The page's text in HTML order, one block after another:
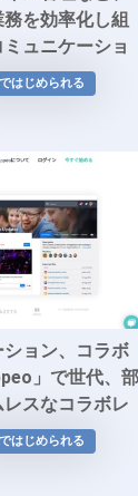
を効率化し組
ュニケーショ
はじめられる
ョン、コラボ
」で世代、部
スなコラボレ
の革新、エン
せんか？
はじめられる